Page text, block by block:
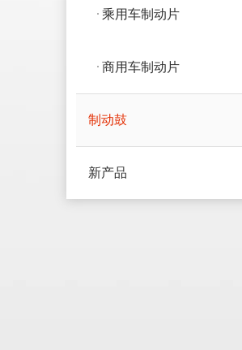
乘用车制动片
商用车制动片
制动鼓
新产品